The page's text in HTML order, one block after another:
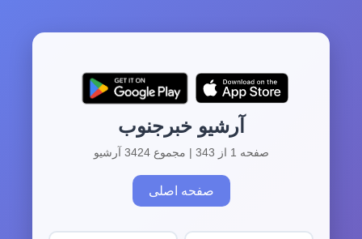
آرشیو خبرجنوب
صفحه 1 از 343 | مجموع 3424 آرشیو
صفحه اصلی